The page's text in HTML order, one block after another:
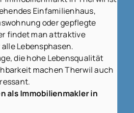
Einfamilienhaus,
oder gepflegte
findet man attraktive
Lebensphasen.
die hohe Lebensqualität
machen Therwil auch
als Immobilienmakler in